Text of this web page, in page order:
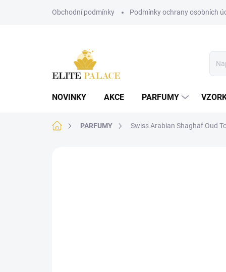
Obchodní podmínky Podmínky ochrany osobních
NOVINKY AKCE PARFUMY
Domů PARFUMY Swiss Arabian Shaghaf Oud